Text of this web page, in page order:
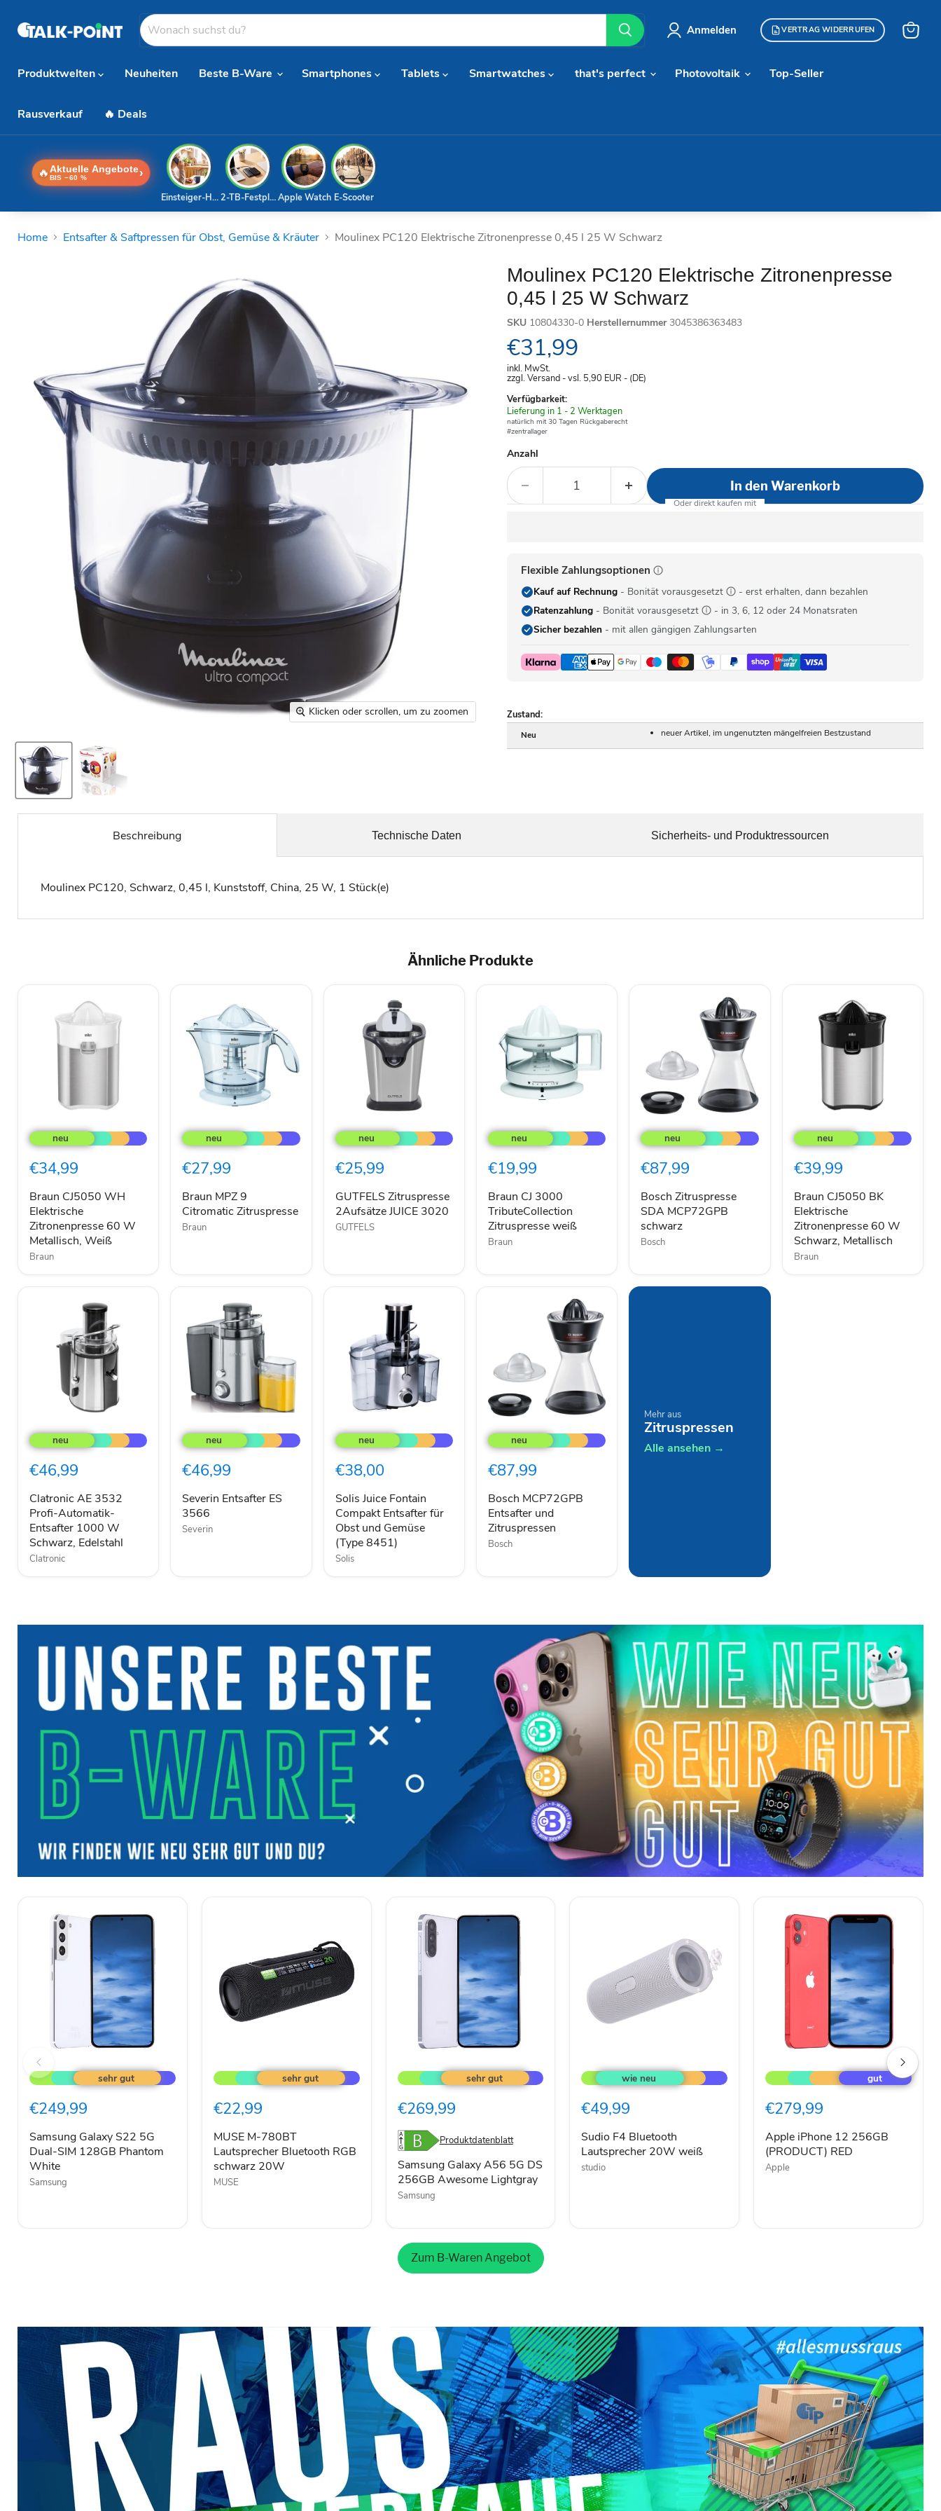
Anmelden VERTRAG WIDERRUFEN
Produktwelten
Neuheiten Beste B-Ware Smartphones Tablets Smartwatches that's perfect Photovoltaik Top-Seller
Rausverkauf 🔥 Deals
🔥 Aktuelle Angebote
BIS −60 % ›
E-Scooter
Apple Watch
2-TB-Festplatte
Einsteiger-Handy
Home Entsafter & Saftpressen für Obst, Gemüse & Kräuter Moulinex PC120 Elektrische Zitronenpresse 0,45 l 25 W Schwarz
Klicken oder scrollen, um zu zoomen
Moulinex PC120 Elektrische Zitronenpresse
0,45 l 25 W Schwarz
SKU 10804330-0 Herstellernummer 3045386363483
Aktueller Preis
€31,99
inkl. MwSt.
zzgl. Versand - vsl. 5,90 EUR - (DE)
Verfügbarkeit:
Verfügbar
-
Lieferung in 1 - 2 Werktagen
natürlich mit 30 Tagen Rückgaberecht
#zentrallager
Anzahl
In den Warenkorb
Flexible Zahlungsoptionen
Kauf auf Rechnung- Bonität vorausgesetzt
- erst erhalten, dann bezahlen
Ratenzahlung- Bonität vorausgesetzt
- in 3, 6, 12 oder 24 Monatsraten
Sicher bezahlen- mit allen gängigen Zahlungsarten
Zustand:
Neu neuer Artikel, im ungenutzten mängelfreien Bestzustand
Beschreibung
Moulinex PC120, Schwarz, 0,45 l, Kunststoff, China, 25 W, 1 Stück(e)
Technische Daten Sicherheits- und Produktressourcen
Ähnliche Produkte
CJ5050
WH
Zitronenpresse
W
Metallisch,
Weiß
€34,99
Braun CJ5050 WH
Elektrische
Zitronenpresse 60 W
Metallisch, Weiß
Braun
MPZ
9
Zitruspresse
€27,99
Braun MPZ 9
Citromatic Zitruspresse
Braun
Zitruspresse
2Aufsätze
3020
€25,99
GUTFELS Zitruspresse
2Aufsätze JUICE 3020
GUTFELS
CJ
3000
Zitruspresse
€19,99
Braun CJ 3000
TributeCollection
Zitruspresse weiß
Braun
Bosch
Zitruspresse
SDA
schwarz
€87,99
Bosch Zitruspresse
SDA MCP72GPB
schwarz
Bosch
CJ5050
BK
Zitronenpresse
W
Schwarz,
Metallisch
€39,99
Braun CJ5050 BK
Elektrische
Zitronenpresse 60 W
Schwarz, Metallisch
Braun
AE
3532
Automatik-
1000
W
Schwarz,
Edelstahl
€46,99
Clatronic AE 3532
Profi-Automatik-
Entsafter 1000 W
Schwarz, Edelstahl
Clatronic
Entsafter
ES
€46,99
Severin Entsafter ES
3566
Severin
Juice
Fontain
Entsafter
Obst
und
Gemüse
(Type
8451)
€38,00
Solis Juice Fontain
Compakt Entsafter für
Obst und Gemüse
(Type 8451)
Solis
Bosch
MCP72GPB
Entsafter
Zitruspressen
€87,99
Bosch MCP72GPB
Entsafter und
Zitruspressen
Bosch
Mehr aus
Zitruspressen
Alle ansehen →
Samsung
Galaxy
S22
Dual-
128GB
Phantom
White
€249,99
Samsung Galaxy S22 5G
Dual-SIM 128GB Phantom
White
Samsung
M-
780BT
Bluetooth
schwarz
20W
€22,99
MUSE M-780BT
Lautsprecher Bluetooth RGB
schwarz 20W
MUSE
Galaxy
A56
DS
Awesome
Lightgray
€269,99
Produktdatenblatt
Samsung Galaxy A56 5G DS
256GB Awesome Lightgray
Samsung
F4
Bluetooth
20W
€49,99
Sudio F4 Bluetooth
Lautsprecher 20W weiß
studio
iPhone
12
(PRODUCT)
€279,99
Apple iPhone 12 256GB
(PRODUCT) RED
Apple
Zum B-Waren Angebot